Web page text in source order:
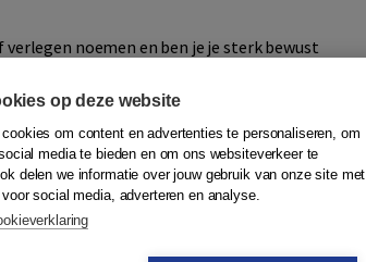
noemen en ben je je sterk bewust
wanneer je je mening moet geven,
idee dat anderen je saai, raar of dom
voelt zich regelmatig onzeker, maar
komt bijna het huis niet meer uit, kan
depressieve klachten ontwikkeld.
op deze website
om content en advertenties te personaliseren, om
media te bieden en om ons websiteverkeer te
delen we informatie over jouw gebruik van onze site met
social media, adverteren en analyse.